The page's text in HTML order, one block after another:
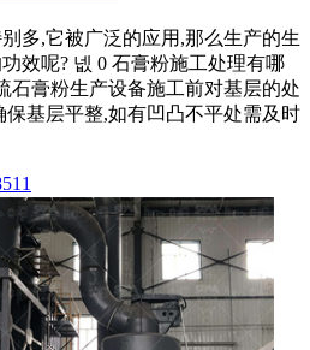
多,它被广泛的应用,那么生产的生
效呢? 넶 0 石膏粉施工处理有哪
石膏粉生产设备施工前对基层的处
保基层平整,如有凹凸不平处需及时